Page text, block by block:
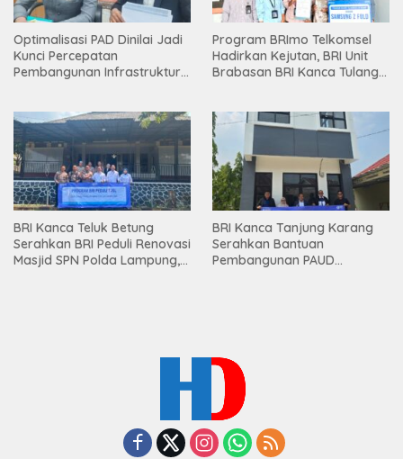
Optimalisasi PAD Dinilai Jadi
Kunci Percepatan
Pembangunan Infrastruktur
Program BRImo Telkomsel
Hadirkan Kejutan, BRI Unit
Brabasan BRI Kanca Tulang
Mesuji
BRI Kanca Teluk Betung
Serahkan BRI Peduli Renovasi
Masjid SPN Polda Lampung,
BRI Kanca Tanjung Karang
Serahkan Bantuan
Pembangunan PAUD